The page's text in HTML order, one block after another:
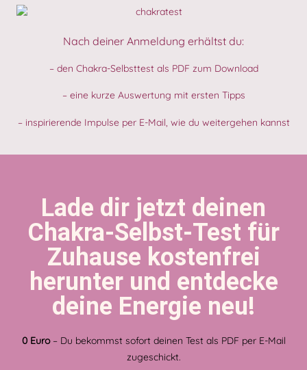
Nach deiner Anmeldung erhältst du:
– den Chakra-Selbsttest als PDF zum Download
– eine kurze Auswertung mit ersten Tipps
– inspirierende Impulse per E-Mail, wie du weitergehen kannst
Lade dir jetzt deinen
Chakra-Selbst-Test für
Zuhause kostenfrei
herunter und entdecke
deine Energie neu!
0 Euro– Du bekommst sofort deinen Test als PDF per E-Mail
zugeschickt.